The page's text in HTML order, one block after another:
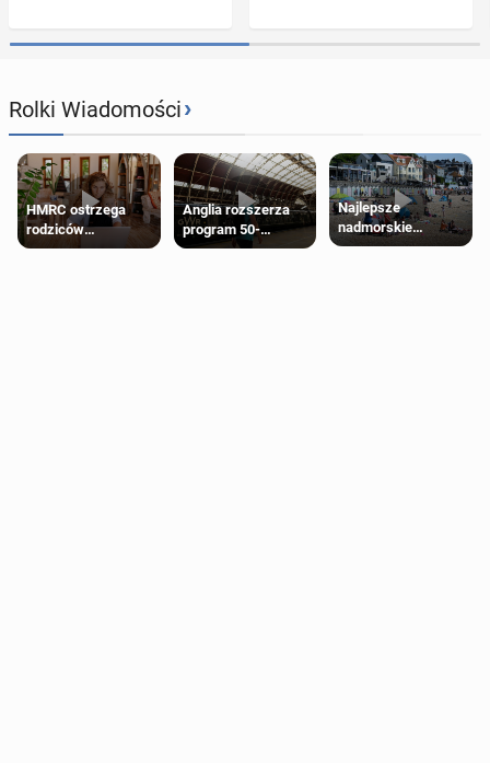
Rolki Wiadomości›
HMRC ostrzega
rodziców
pobierających Child
Anglia rozszerza
program 50-
procentowych
Najlepsze
nadmorskie
miasteczko blisko